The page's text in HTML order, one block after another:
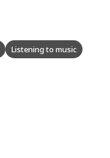
Listening to music